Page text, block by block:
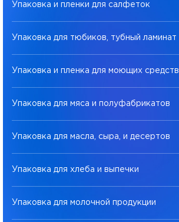
Упаковка и пленки для салфеток
Упаковка для тюбиков, тубный ламинат
Упаковка и пленка для моющих средств
Упаковка для мяса и полуфабрикатов
Упаковка для масла, сыра, и десертов
Упаковка для хлеба и выпечки
Упаковка для молочной продукции